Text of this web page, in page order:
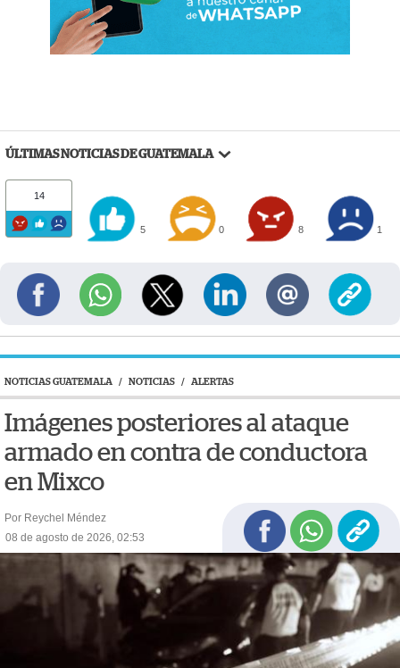
ÚLTIMAS NOTICIAS DE GUATEMALA
14
5 0 8 1
NOTICIAS GUATEMALA / NOTICIAS / ALERTAS
Imágenes posteriores al ataque
armado en contra de conductora
en Mixco
Por Reychel Méndez
08 de agosto de 2026, 02:53